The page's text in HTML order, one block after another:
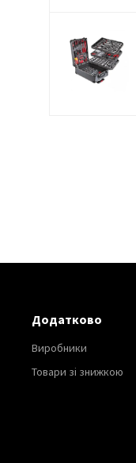
Додатково
Виробники
Товари зі знижкою